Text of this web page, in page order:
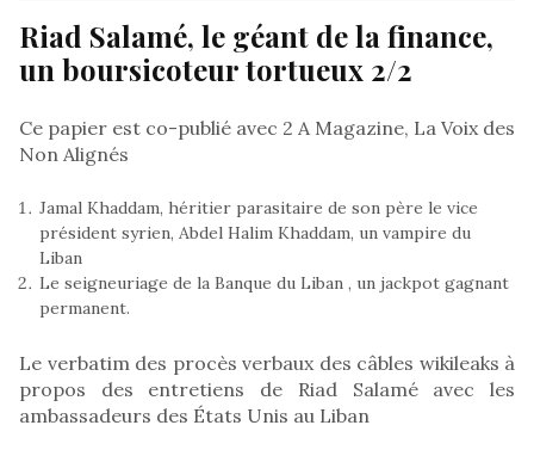
Riad Salamé, le géant de la finance,
un boursicoteur tortueux 2/2
Ce papier est co-publié avec 2 A Magazine, La Voix des
Non Alignés
Jamal Khaddam, héritier parasitaire de son père le vice
président syrien, Abdel Halim Khaddam, un vampire du
Liban
Le seigneuriage de la Banque du Liban , un jackpot gagnant
permanent.
Le verbatim des procès verbaux des câbles wikileaks à
propos des entretiens de Riad Salamé avec les
ambassadeurs des États Unis au Liban